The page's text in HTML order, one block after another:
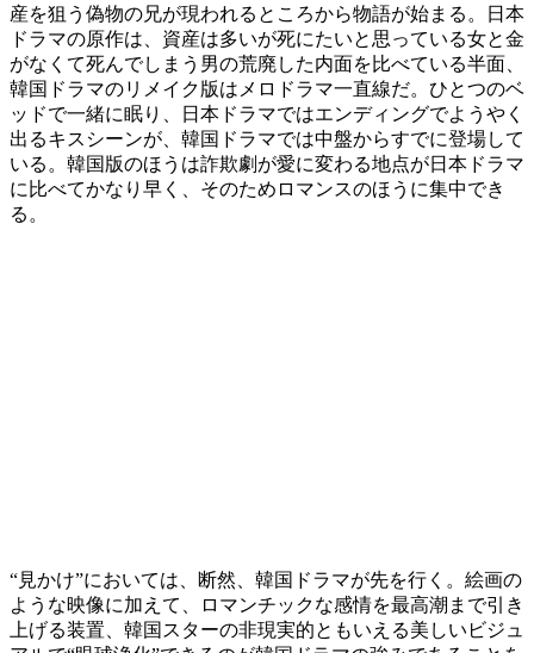
産を狙う偽物の兄が現われるところから物語が始まる。日本
ドラマの原作は、資産は多いが死にたいと思っている女と金
がなくて死んでしまう男の荒廃した内面を比べている半面、
韓国ドラマのリメイク版はメロドラマ一直線だ。ひとつのベ
ッドで一緒に眠り、日本ドラマではエンディングでようやく
出るキスシーンが、韓国ドラマでは中盤からすでに登場して
いる。韓国版のほうは詐欺劇が愛に変わる地点が日本ドラマ
に比べてかなり早く、そのためロマンスのほうに集中でき
る。
“見かけ”においては、断然、韓国ドラマが先を行く。絵画の
ような映像に加えて、ロマンチックな感情を最高潮まで引き
上げる装置、韓国スターの非現実的ともいえる美しいビジュ